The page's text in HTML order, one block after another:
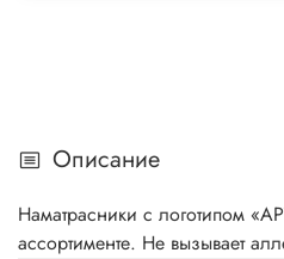
Описание
Наматрасники с логотипом
ассортименте. Не